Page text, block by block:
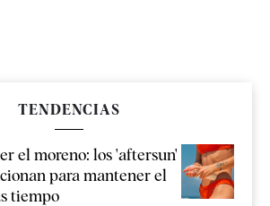
TENDENCIAS
el moreno: los 'aftersun'
para mantener el
tiempo